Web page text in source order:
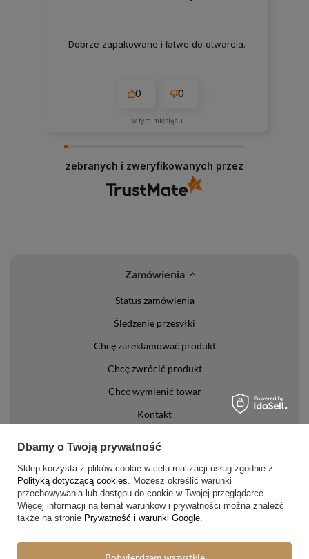
Dobrze zapakowane i łatwe do otwarcia.
0 0
w tym miesiącu
zebranych i zweryfikowanych przez
Zamówienia
Status zamówienia
Śledzenie przesyłki
Chcę zareklamować produkt
Chcę zwrócić produkt
Chcę wymienić towar
Kontakt
Konto
Regulaminy
Regulamin
Polityka prywatności i cookies
Dbamy o Twoją prywatność
Sklep korzysta z plików cookie w celu realizacji usług zgodnie z
Polityką dotyczącą cookies. Możesz określić warunki
przechowywania lub dostępu do cookie w Twojej przeglądarce.
Więcej informacji na temat warunków i prywatności można znaleźć
także na stronie Prywatność i warunki Google.